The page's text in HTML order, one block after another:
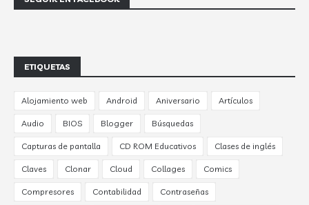
ETIQUETAS
Alojamiento web Android Aniversario Artículos
Audio BIOS Blogger Búsquedas
Capturas de pantalla CD ROM Educativos Clases de inglés
Claves Clonar Cloud Collages Comics
Compresores Contabilidad Contraseñas